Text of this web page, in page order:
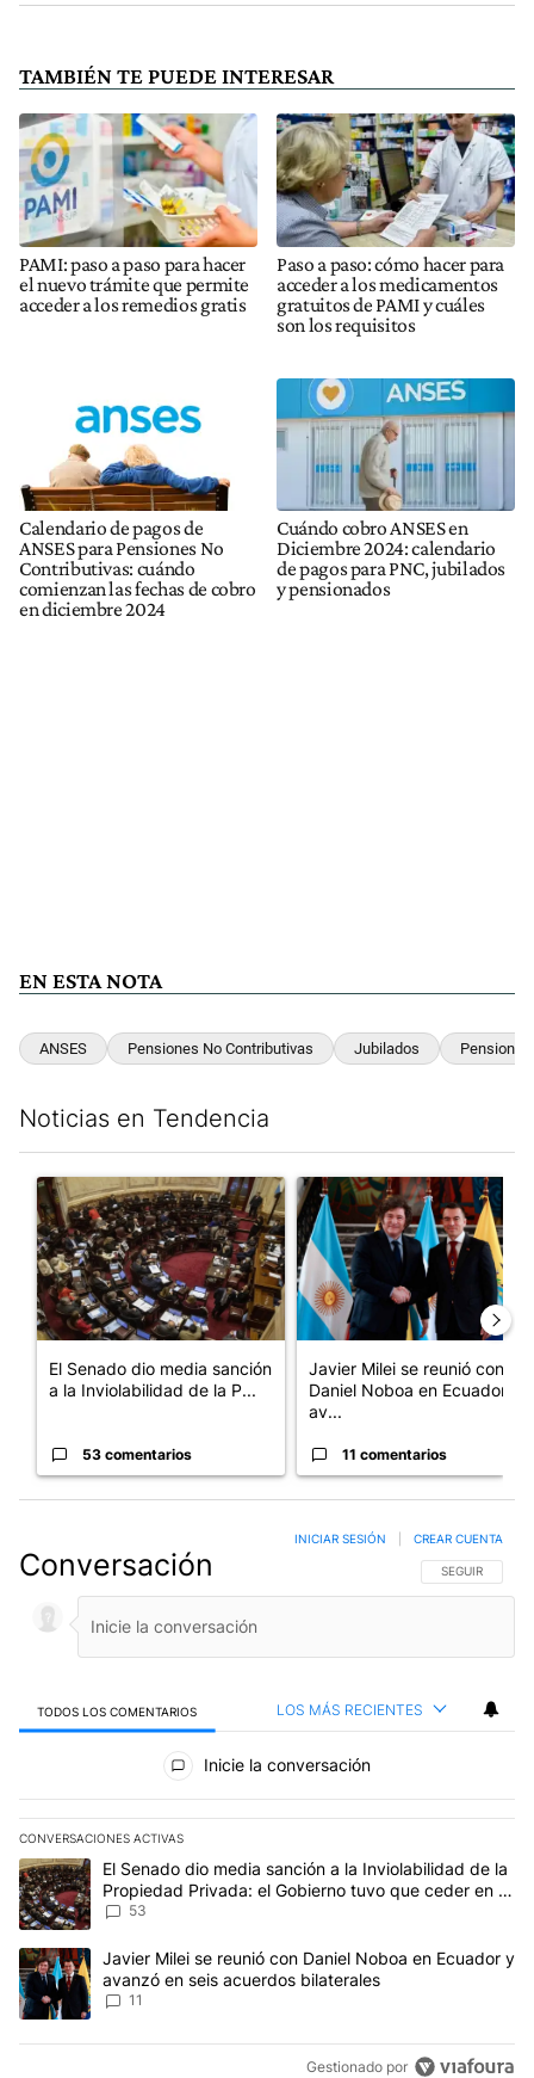
TAMBIÉN TE PUEDE INTERESAR
PAMI: paso a paso para hacer
el nuevo trámite que permite
acceder a los remedios gratis
Paso a paso: cómo hacer para
acceder a los medicamentos
gratuitos de PAMI y cuáles
son los requisitos
Calendario de pagos de
ANSES para Pensiones No
Contributivas: cuándo
comienzan las fechas de cobro
en diciembre 2024
Cuándo cobro ANSES en
Diciembre 2024: calendario
de pagos para PNC, jubilados
y pensionados
EN ESTA NOTA
ANSES Pensiones No Contributivas Jubilados
Noticias en Tendencia
Un artículo de tendencia con el título "El Senado dio media
El Senado dio media sanción
a la Inviolabilidad de la P...
53 comentarios
Un artículo de tendencia con
Javier Milei se reunió con
Daniel Noboa en Ecuador y
av...
11 comentarios
Conversación SIGA ESTA
SEGUIR
INICIAR SESIÓN CREAR CUENTA
TODOS LOS COMENTARIOS LOS MÁS RECIENTES
Todos los comentarios
Inicie la conversación
CONVERSACIONES ACTIVAS
Este listado muestra los artículos con más comentarios en los
Un artículo de tendencia con el título "El Senado dio media
El Senado dio media sanción a la Inviolabilidad de la
Propiedad Privada: el Gobierno tuvo que ceder en la
Ley del Manejo del Fuego
53
Un artículo de tendencia con el título "Javier Milei se reunió con
Javier Milei se reunió con Daniel Noboa en Ecuador y
avanzó en seis acuerdos bilaterales
11
Gestionado por